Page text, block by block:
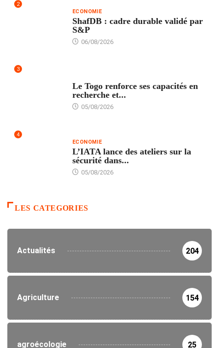
2
ECONOMIE
ShafDB : cadre durable validé par
S&P
06/08/2026
3
Le Togo renforce ses capacités en
recherche et...
05/08/2026
4
ECONOMIE
L’IATA lance des ateliers sur la
sécurité dans...
05/08/2026
LES CATEGORIES
Actualités 204
Agriculture 154
agroécologie 25